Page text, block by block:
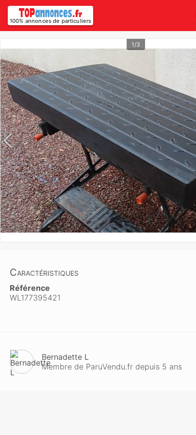
100% annonces de particuliers
1/3
Caractéristiques
Référence
WL177395421
Bernadette L
Membre de ParuVendu.fr depuis 5 ans